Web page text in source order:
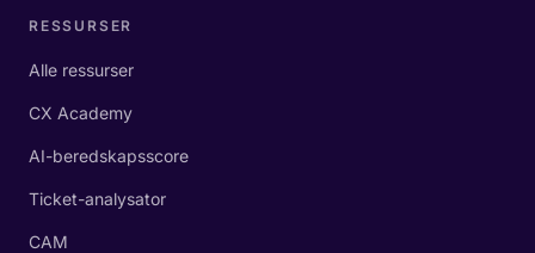
RESSURSER
Alle ressurser
CX Academy
AI-beredskapsscore
Ticket-analysator
CAM